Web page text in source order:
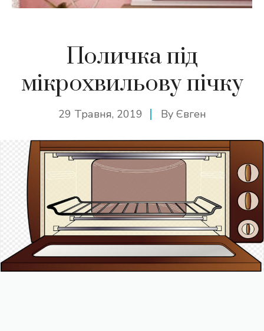
Поличка під
мікрохвильову пічку
29 Травня, 2019 By Євген